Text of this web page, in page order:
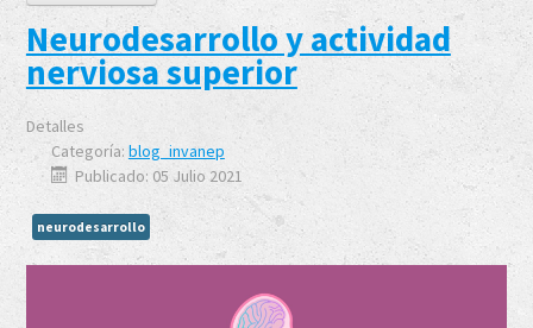
Neurodesarrollo y actividad
nerviosa superior
Detalles
Categoría: blog_invanep
Publicado: 05 Julio 2021
neurodesarrollo